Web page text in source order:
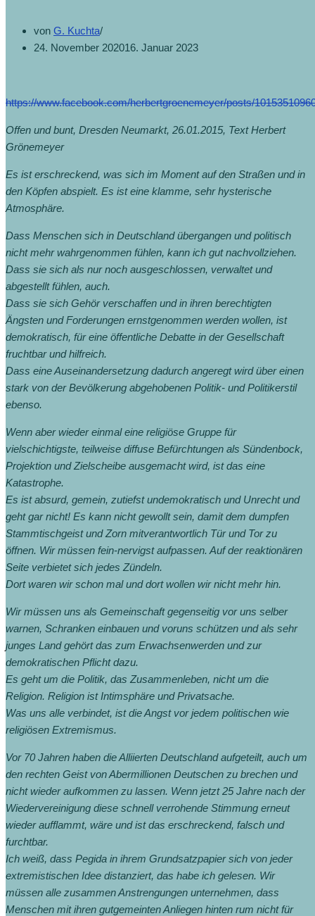
von G. Kuchta
24. November 202016. Januar 2023
https://www.facebook.com/herbertgroenemeyer/posts/
Offen und bunt, Dresden Neumarkt, 26.01.2015, Text Herbert
Grönemeyer
Es ist erschreckend, was sich im Moment auf den Straßen und in
den Köpfen abspielt. Es ist eine klamme, sehr hysterische
Atmosphäre.
Dass Menschen sich in Deutschland übergangen und politisch
nicht mehr wahrgenommen fühlen, kann ich gut nachvollziehen.
Dass sie sich als nur noch ausgeschlossen, verwaltet und
abgestellt fühlen, auch.
Dass sie sich Gehör verschaffen und in ihren berechtigten
Ängsten und Forderungen ernstgenommen werden wollen, ist
demokratisch, für eine öffentliche Debatte in der Gesellschaft
fruchtbar und hilfreich.
Dass eine Auseinandersetzung dadurch angeregt wird über einen
stark von der Bevölkerung abgehobenen Politik- und Politikerstil
ebenso.
Wenn aber wieder einmal eine religiöse Gruppe für
vielschichtigste, teilweise diffuse Befürchtungen als Sündenbock,
Projektion und Zielscheibe ausgemacht wird, ist das eine
Katastrophe.
Es ist absurd, gemein, zutiefst undemokratisch und Unrecht und
geht gar nicht! Es kann nicht gewollt sein, damit dem dumpfen
Stammtischgeist und Zorn mitverantwortlich Tür und Tor zu
öffnen. Wir müssen fein-nervigst aufpassen. Auf der reaktionären
Seite verbietet sich jedes Zündeln.
Dort waren wir schon mal und dort wollen wir nicht mehr hin.
Wir müssen uns als Gemeinschaft gegenseitig vor uns selber
warnen, Schranken einbauen und voruns schützen und als sehr
junges Land gehört das zum Erwachsenwerden und zur
demokratischen Pflicht dazu.
Es geht um die Politik, das Zusammenleben, nicht um die
Religion. Religion ist Intimsphäre und Privatsache.
Was uns alle verbindet, ist die Angst vor jedem politischen wie
religiösen Extremismus.
Vor 70 Jahren haben die Alliierten Deutschland aufgeteilt, auch um
den rechten Geist von Abermillionen Deutschen zu brechen und
nicht wieder aufkommen zu lassen. Wenn jetzt 25 Jahre nach der
Wiedervereinigung diese schnell verrohende Stimmung erneut
wieder aufflammt, wäre und ist das erschreckend, falsch und
furchtbar.
Ich weiß, dass Pegida in ihrem Grundsatzpapier sich von jeder
extremistischen Idee distanziert, das habe ich gelesen. Wir
müssen alle zusammen Anstrengungen unternehmen, dass
Menschen mit ihren gutgemeinten Anliegen hinten rum nicht für